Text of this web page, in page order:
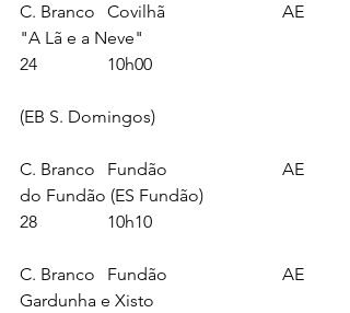
C. Branco	Covilhã 			AE
"A Lã e a Neve"
24		10h00
(EB S. Domingos)
C. Branco	Fundão 			AE
do Fundão (ES Fundão)
28		10h10
C. Branco	Fundão 			AE
Gardunha e Xisto